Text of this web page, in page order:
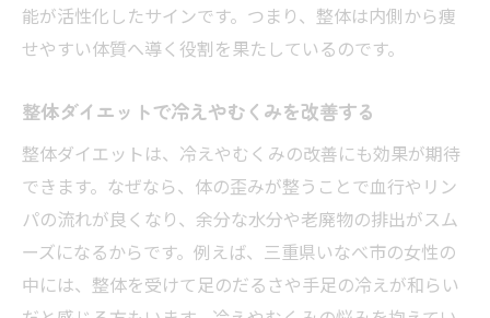
能が活性化したサインです。つまり、整体は内側から痩
せやすい体質へ導く役割を果たしているのです。
整体ダイエットで冷えやむくみを改善する
整体ダイエットは、冷えやむくみの改善にも効果が期待
できます。なぜなら、体の歪みが整うことで血行やリン
パの流れが良くなり、余分な水分や老廃物の排出がスム
ーズになるからです。例えば、三重県いなべ市の女性の
中には、整体を受けて足のだるさや手足の冷えが和らい